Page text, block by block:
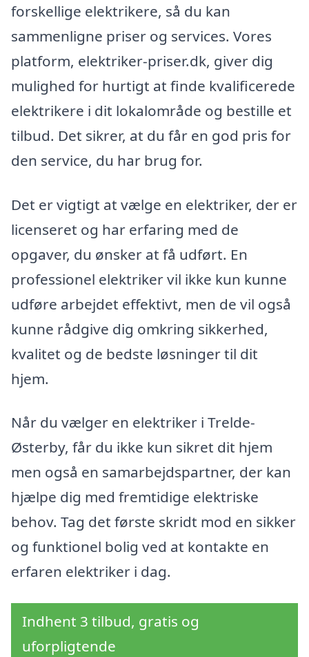
forskellige elektrikere, så du kan
sammenligne priser og services. Vores
platform, elektriker-priser.dk, giver dig
mulighed for hurtigt at finde kvalificerede
elektrikere i dit lokalområde og bestille et
tilbud. Det sikrer, at du får en god pris for
den service, du har brug for.
Det er vigtigt at vælge en elektriker, der er
licenseret og har erfaring med de
opgaver, du ønsker at få udført. En
professionel elektriker vil ikke kun kunne
udføre arbejdet effektivt, men de vil også
kunne rådgive dig omkring sikkerhed,
kvalitet og de bedste løsninger til dit
hjem.
Når du vælger en elektriker i Trelde-
Østerby, får du ikke kun sikret dit hjem
men også en samarbejdspartner, der kan
hjælpe dig med fremtidige elektriske
behov. Tag det første skridt mod en sikker
og funktionel bolig ved at kontakte en
erfaren elektriker i dag.
Indhent 3 tilbud, gratis og
uforpligtende